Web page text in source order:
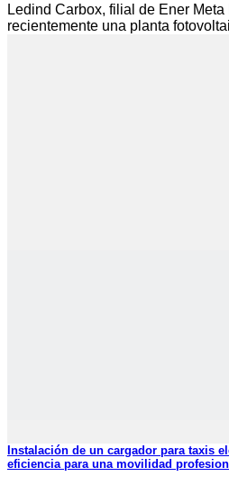
Ledind Carbox, filial de Ener
recientemente una planta
Instalación de un cargador para taxis
eficiencia para una movilidad